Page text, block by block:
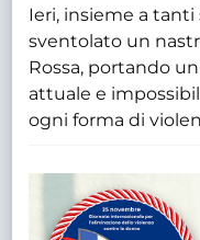
Ieri, insieme a
sventolato un
Rossa, portando
attuale e
ogni forma di